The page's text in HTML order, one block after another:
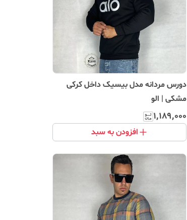
دورس مردانه مدل بیسیک داخل کرکی
مشکی | الو
۱٬۱۸۹٬۰۰۰
افزودن به سبد